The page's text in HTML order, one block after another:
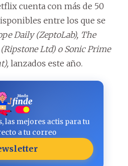
cuenta con más de 50
entre los que se
Daily (ZeptoLab), The
(Ripstone Ltd) o Sonic Prime
lanzados este año.
las mejores actis para tu
a tu correo